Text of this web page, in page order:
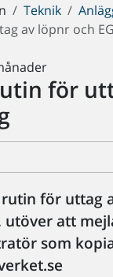
Teknik
av löpnr och
för
för uttag
att
som